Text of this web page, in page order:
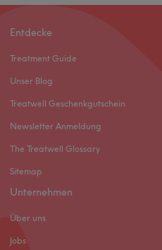
Entdecke
Treatment Guide
Unser Blog
Treatwell Geschenkgutschein
Newsletter Anmeldung
The Treatwell Glossary
Sitemap
Unternehmen
Über uns
Jobs